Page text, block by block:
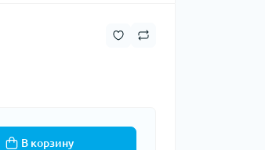
В корзину